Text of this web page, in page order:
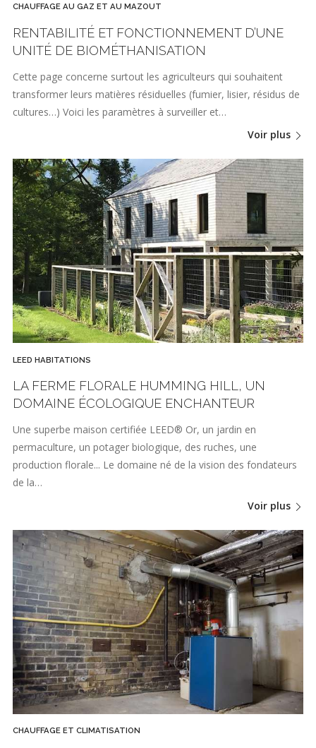
CHAUFFAGE AU GAZ ET AU MAZOUT
RENTABILITÉ ET FONCTIONNEMENT D’UNE
UNITÉ DE BIOMÉTHANISATION
Cette page concerne surtout les agriculteurs qui souhaitent
transformer leurs matières résiduelles (fumier, lisier, résidus de
cultures…) Voici les paramètres à surveiller et…
Voir plus
LEED HABITATIONS
LA FERME FLORALE HUMMING HILL, UN
DOMAINE ÉCOLOGIQUE ENCHANTEUR
Une superbe maison certifiée LEED® Or, un jardin en
permaculture, un potager biologique, des ruches, une
production florale... Le domaine né de la vision des fondateurs
de la…
Voir plus
CHAUFFAGE ET CLIMATISATION